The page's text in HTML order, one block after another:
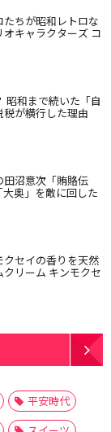
ちが昭和レトロな
キャラクターズ コ
昭和まで続いた「自
が横行した理由
沼意次「賄賂伝
奥」を敵に回した
クセイの香りを天然
リーム キンモクセ
平安時代